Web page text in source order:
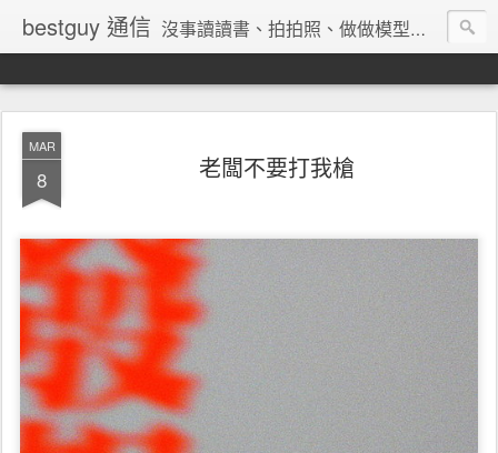
bestguy 通信 沒事讀讀書、拍拍照、做做模型、收集玩具與老相機的網路業老兵
MAR
8 老闆不要打我槍